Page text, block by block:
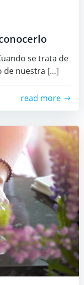
se trata de
de nuestra […]
read more